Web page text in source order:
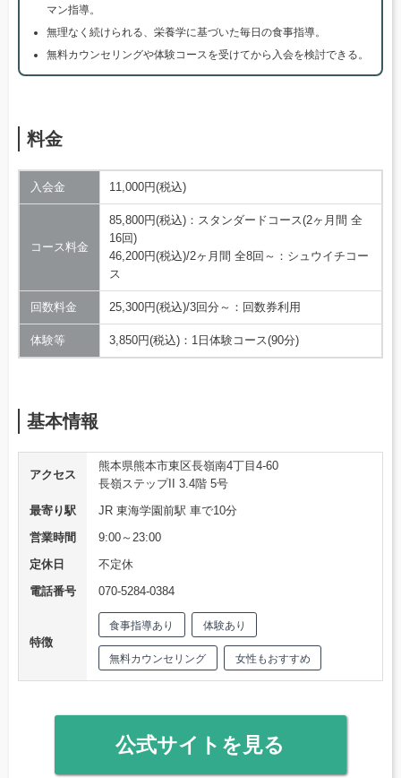
マン指導。
無理なく続けられる、栄養学に基づいた毎日の食事指導。
無料カウンセリングや体験コースを受けてから入会を検討できる。
料金
入会金 11,000円(税込)
コース料金
85,800円(税込)：スタンダードコース(2ヶ月間 全
16回)
46,200円(税込)/2ヶ月間 全8回～：シュウイチコー
ス
回数料金 25,300円(税込)/3回分～：回数券利用
体験等 3,850円(税込)：1日体験コース(90分)
基本情報
アクセス
熊本県熊本市東区長嶺南4丁目4-60
長嶺ステップII 3.4階 5号
最寄り駅
JR 東海学園前駅 車で10分
営業時間
9:00～23:00
定休日
不定休
電話番号
070-5284-0384
特徴
食事指導あり 体験あり
無料カウンセリング 女性もおすすめ
公式サイトを見る